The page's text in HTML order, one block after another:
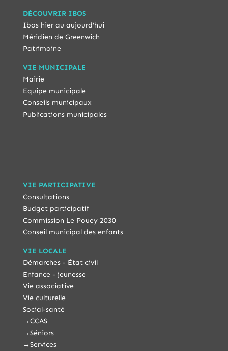
DÉCOUVRIR IBOS
Ibos hier au aujourd'hui
Méridien de Greenwich
Patrimoine
VIE MUNICIPALE
Mairie
Equipe municipale
Conseils municipaux
Publications municipales
VIE PARTICIPATIVE
Consultations
Budget participatif
Commission Le Pouey 2030
Conseil municipal des enfants
VIE LOCALE
Démarches - État civil
Enfance - jeunesse
Vie associative
Vie culturelle
Social-santé
→CCAS
→Séniors
→Services